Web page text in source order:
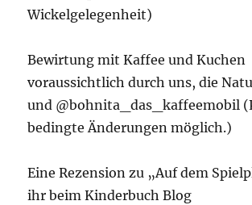
Wickelgelegenheit)
Bewirtung mit Kaffee und Kuchen
voraussichtlich durch uns, die
und @bohnita_das_kaffeemobil
bedingte Änderungen möglich.)
Eine Rezension zu „Auf dem
ihr beim Kinderbuch Blog